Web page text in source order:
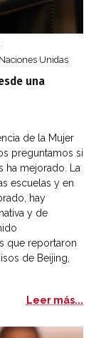
Unidas
una
de la Mujer
preguntamos si
ha mejorado. La
escuelas y en
hay
y de
que reportaron
de Beijing,
Leer más...
retos del